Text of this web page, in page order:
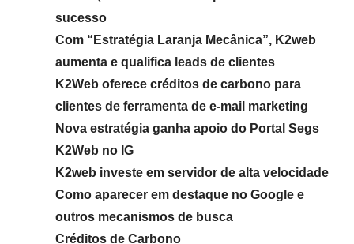
sucesso
Com “Estratégia Laranja Mecânica”, K2web
aumenta e qualifica leads de clientes
K2Web oferece créditos de carbono para
clientes de ferramenta de e-mail marketing
Nova estratégia ganha apoio do Portal Segs
K2Web no IG
K2web investe em servidor de alta velocidade
Como aparecer em destaque no Google e
outros mecanismos de busca
Créditos de Carbono